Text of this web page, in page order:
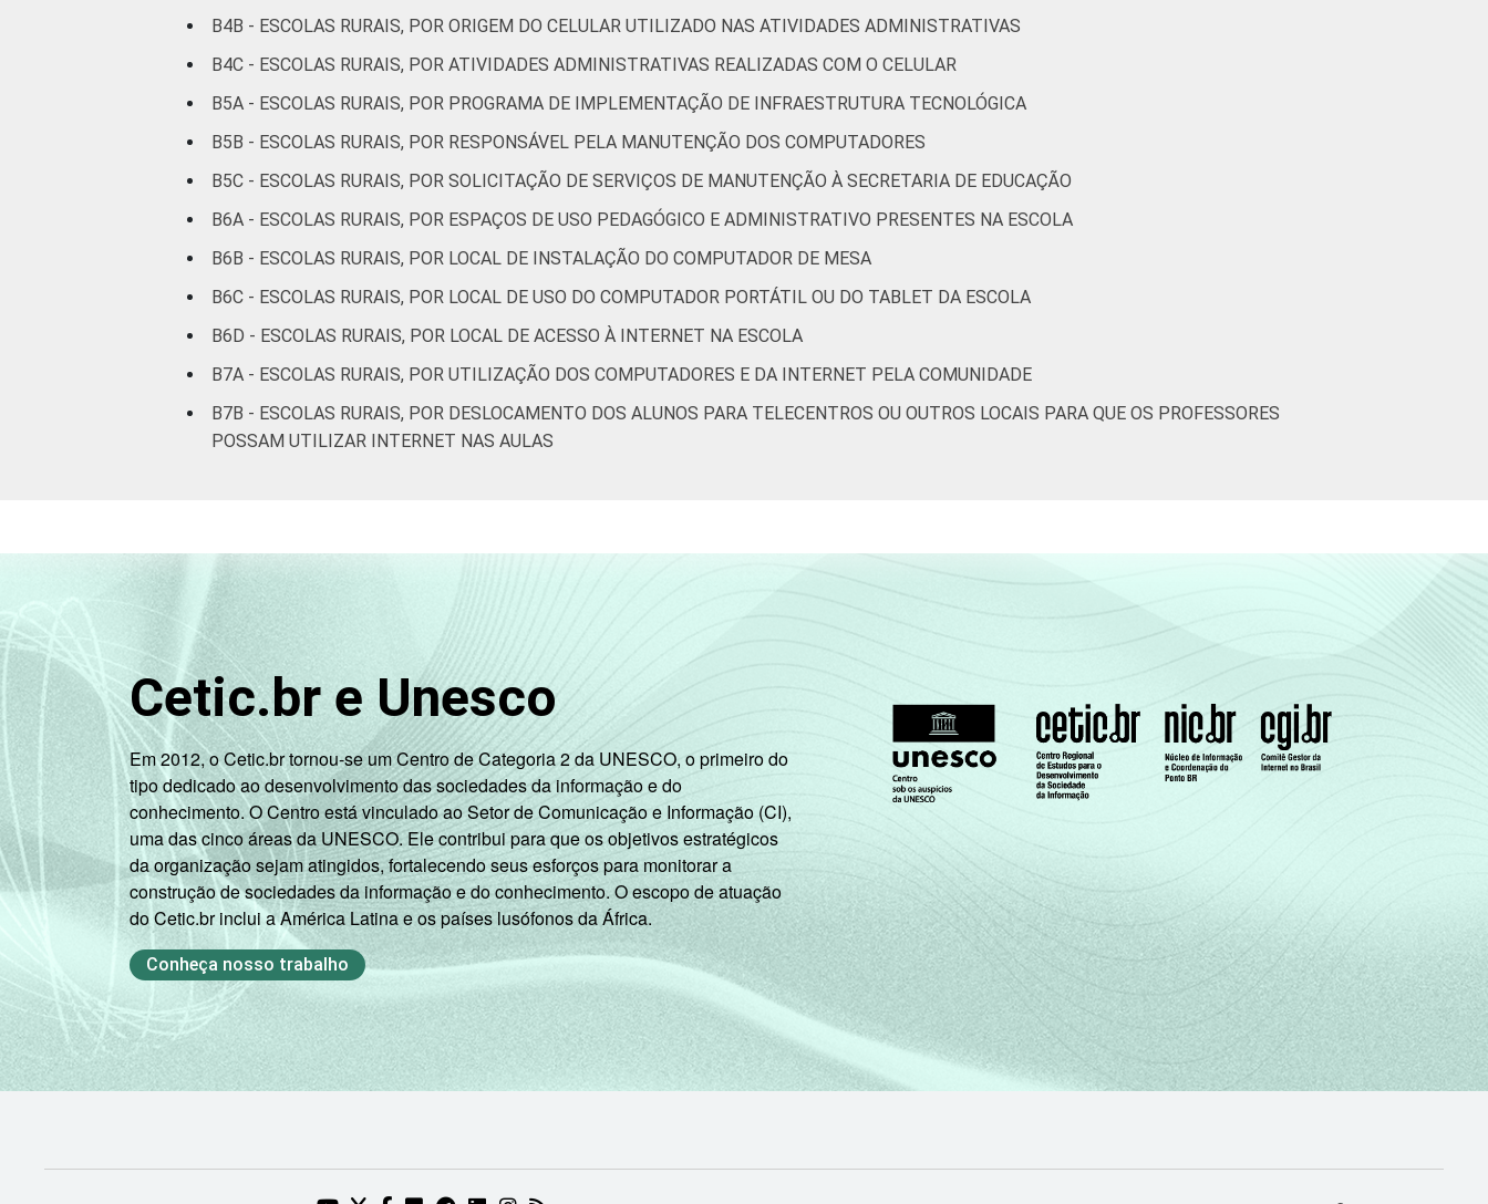
B4B - ESCOLAS RURAIS, POR ORIGEM DO CELULAR UTILIZADO NAS ATIVIDADES ADMINISTRATIVAS
B4C - ESCOLAS RURAIS, POR ATIVIDADES ADMINISTRATIVAS REALIZADAS COM O CELULAR
B5A - ESCOLAS RURAIS, POR PROGRAMA DE IMPLEMENTAÇÃO DE INFRAESTRUTURA TECNOLÓGICA
B5B - ESCOLAS RURAIS, POR RESPONSÁVEL PELA MANUTENÇÃO DOS COMPUTADORES
B5C - ESCOLAS RURAIS, POR SOLICITAÇÃO DE SERVIÇOS DE MANUTENÇÃO À SECRETARIA DE EDUCAÇÃO
B6A - ESCOLAS RURAIS, POR ESPAÇOS DE USO PEDAGÓGICO E ADMINISTRATIVO PRESENTES NA ESCOLA
B6B - ESCOLAS RURAIS, POR LOCAL DE INSTALAÇÃO DO COMPUTADOR DE MESA
B6C - ESCOLAS RURAIS, POR LOCAL DE USO DO COMPUTADOR PORTÁTIL OU DO TABLET DA ESCOLA
B6D - ESCOLAS RURAIS, POR LOCAL DE ACESSO À INTERNET NA ESCOLA
B7A - ESCOLAS RURAIS, POR UTILIZAÇÃO DOS COMPUTADORES E DA INTERNET PELA COMUNIDADE
B7B - ESCOLAS RURAIS, POR DESLOCAMENTO DOS ALUNOS PARA TELECENTROS OU OUTROS LOCAIS PARA QUE OS PROFESSORES
POSSAM UTILIZAR INTERNET NAS AULAS
Cetic.br e Unesco
Em 2012, o Cetic.br tornou-se um Centro de Categoria 2 da UNESCO, o primeiro do
tipo dedicado ao desenvolvimento das sociedades da informação e do
conhecimento. O Centro está vinculado ao Setor de Comunicação e Informação (CI),
uma das cinco áreas da UNESCO. Ele contribui para que os objetivos estratégicos
da organização sejam atingidos, fortalecendo seus esforços para monitorar a
construção de sociedades da informação e do conhecimento. O escopo de atuação
do Cetic.br inclui a América Latina e os países lusófonos da África.
Conheça nosso trabalho